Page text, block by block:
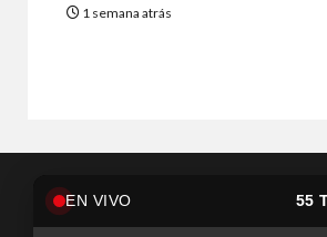
1 semana atrás
EN VIVO 55